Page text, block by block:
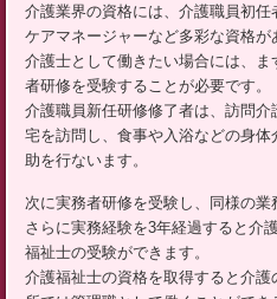
キ
ッ
プ
介護業界の資格には、介護職員初
ケアマネージャーなど多彩な資格が
介護士として働きたい場合には、
者研修を受験することが必要です。
介護職員新任研修修了者は、訪問
宅を訪問し、食事や入浴などの身
助を行ないます。
次に実務者研修を受験し、同様の業
さらに実務経験を3年経過すると介
福祉士の受験ができます。
介護福祉士の資格を取得すると介